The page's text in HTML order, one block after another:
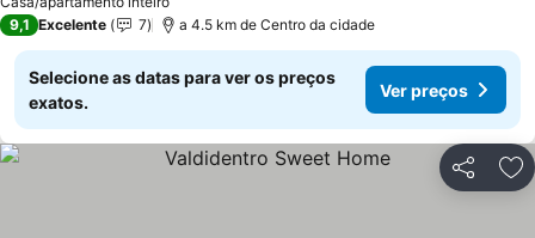
9,1 Excelente 7 a 4.5 km de Centro da cidade
Selecione as datas para ver os preços
exatos.
Ver preços
Partilhar